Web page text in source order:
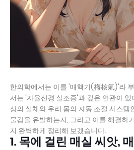
한의학에서는 이를 '매핵기(梅核氣)'라
서는 '자율신경 실조증'과 깊은 연관이
상의 실체와 우리 몸의 자동 조절 시스템
물감을 유발하는지, 그리고 이를 해결하
지 완벽하게 정리해 보겠습니다.
1. 목에 걸린 매실 씨앗,